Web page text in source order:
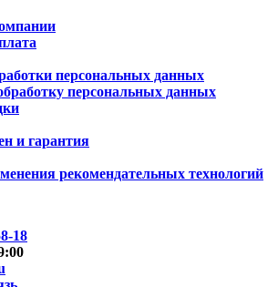
персональных данных
персональных данных
и гарантия
рекомендательных технологий
18